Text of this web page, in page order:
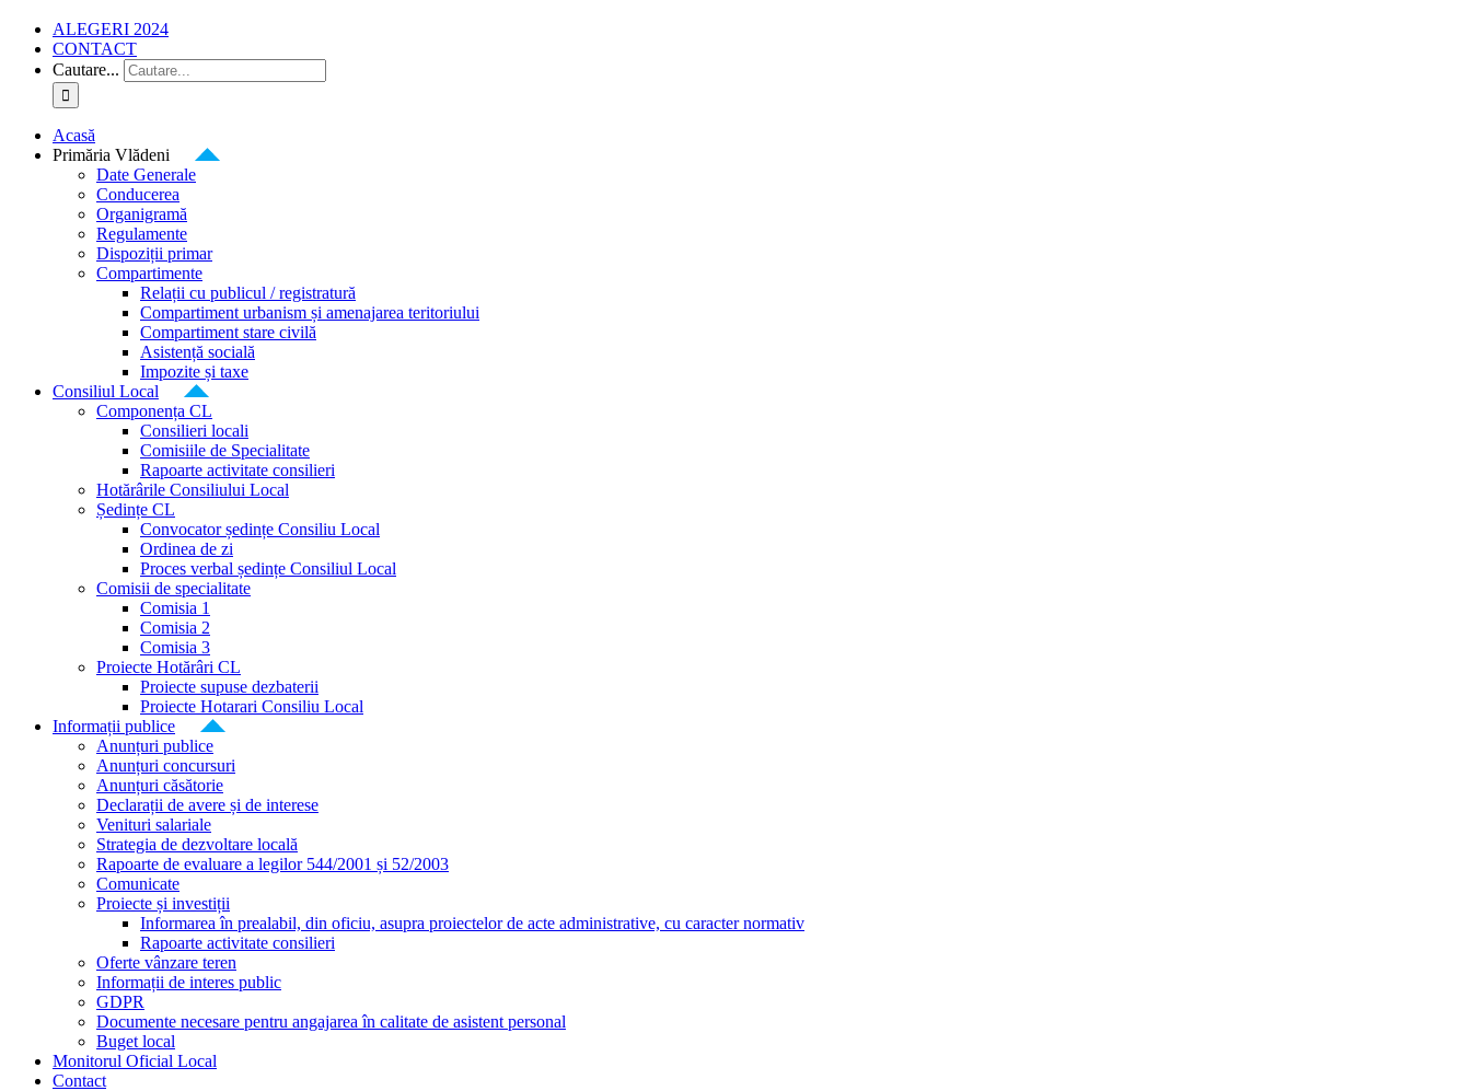
ALEGERI 2024
CONTACT
Cautare...
Acasă
Primăria Vlădeni
Date Generale
Conducerea
Organigramă
Regulamente
Dispoziții primar
Compartimente
Relații cu publicul / registratură
Compartiment urbanism și amenajarea teritoriului
Compartiment stare civilă
Asistență socială
Impozite și taxe
Consiliul Local
Componența CL
Consilieri locali
Comisiile de Specialitate
Rapoarte activitate consilieri
Hotărârile Consiliului Local
Ședințe CL
Convocator ședințe Consiliu Local
Ordinea de zi
Proces verbal ședințe Consiliul Local
Comisii de specialitate
Comisia 1
Comisia 2
Comisia 3
Proiecte Hotărâri CL
Proiecte supuse dezbaterii
Proiecte Hotarari Consiliu Local
Informații publice
Anunțuri publice
Anunțuri concursuri
Anunțuri căsătorie
Declarații de avere și de interese
Venituri salariale
Strategia de dezvoltare locală
Rapoarte de evaluare a legilor 544/2001 și 52/2003
Comunicate
Proiecte și investiții
Informarea în prealabil, din oficiu, asupra proiectelor de acte administrative, cu caracter normativ
Rapoarte activitate consilieri
Oferte vânzare teren
Informații de interes public
GDPR
Documente necesare pentru angajarea în calitate de asistent personal
Buget local
Monitorul Oficial Local
Contact